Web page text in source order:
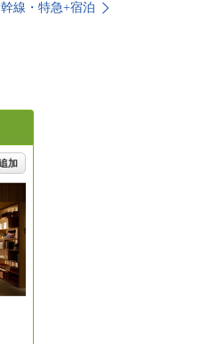
線・特急+宿泊
加